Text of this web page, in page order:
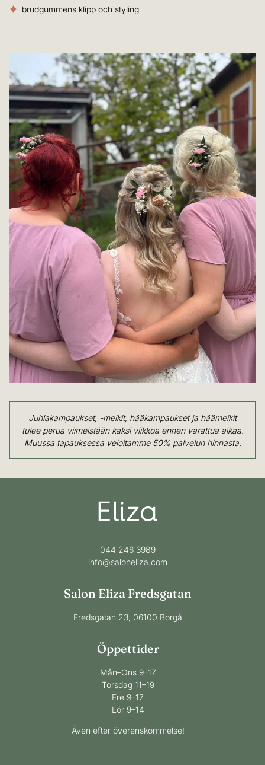
brudgummens klipp och styling
​Juhlakampaukset, -meikit, hääkampaukset ja häämeikit
tulee perua viimeistään kaksi viikkoa ennen varattua aikaa.
Muussa tapauksessa veloitamme 50% palvelun hinnasta.
044 246 3989
info@saloneliza.com
Salon Eliza Fredsgatan
Fredsgatan 23, 06100 Borgå
Öppettider
​Mån–Ons 9–17
​Torsdag 11–19
​Fre 9–17
​Lör 9–14
Även efter överenskommelse!